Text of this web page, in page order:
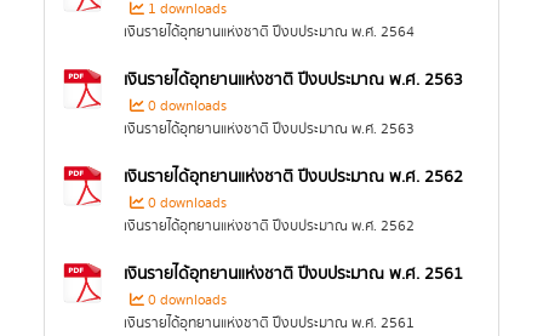
1 downloads
เงินรายได้อุทยานแห่งชาติ ปีงบประมาณ พ.ศ. 2564
เงินรายได้อุทยานแห่งชาติ ปีงบประมาณ พ.ศ. 2563
0 downloads
เงินรายได้อุทยานแห่งชาติ ปีงบประมาณ พ.ศ. 2563
เงินรายได้อุทยานแห่งชาติ ปีงบประมาณ พ.ศ. 2562
0 downloads
เงินรายได้อุทยานแห่งชาติ ปีงบประมาณ พ.ศ. 2562
เงินรายได้อุทยานแห่งชาติ ปีงบประมาณ พ.ศ. 2561
0 downloads
เงินรายได้อุทยานแห่งชาติ ปีงบประมาณ พ.ศ. 2561